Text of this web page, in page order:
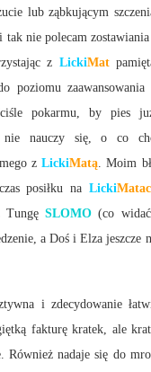
lub ząbkującym
tak nie polecam zostawiania
z LickiMat
poziomu
pokarmu, by pies
nie nauczy się, o co
z LickiMatą. Moim
posiłku na Licki
TungęSLOMO (co
a Doś i Elza jeszcze
i zdecydowanie
fakturę kratek, ale
Również nadaje się do